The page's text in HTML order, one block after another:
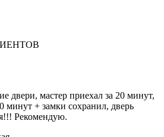
двери, мастер приехал за 20 минут,
минут + замки сохранил, дверь
Рекомендую.